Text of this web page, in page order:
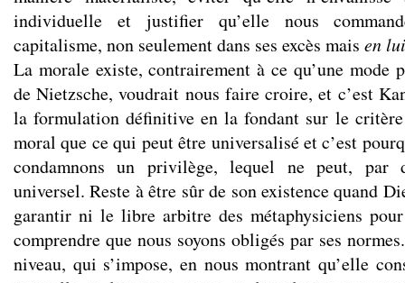
individuelle et justifier qu’elle nous
capitalisme, non seulement dans ses excès mais en
La morale existe, contrairement à ce qu’une mode
de Nietzsche, voudrait nous faire croire, et c’est
la formulation définitive en la fondant sur le
moral que ce qui peut être universalisé et c’est
condamnons un privilège, lequel ne peut, par
universel. Reste à être sûr de son existence quand
garantir ni le libre arbitre des métaphysiciens
comprendre que nous soyons obligés par ses
niveau, qui s’impose, en nous montrant qu’elle